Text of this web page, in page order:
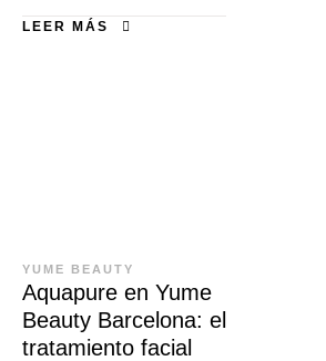
LEER MÁS
YUME BEAUTY
Aquapure en Yume
Beauty Barcelona: el
tratamiento facial